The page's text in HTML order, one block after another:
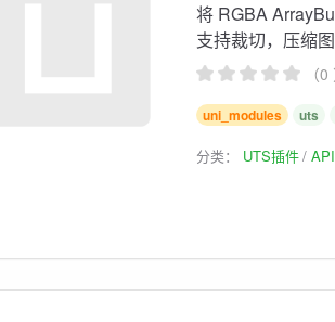
将 RGBA
支持裁切，压缩
（
uni_modules uts
分类： UTS插件